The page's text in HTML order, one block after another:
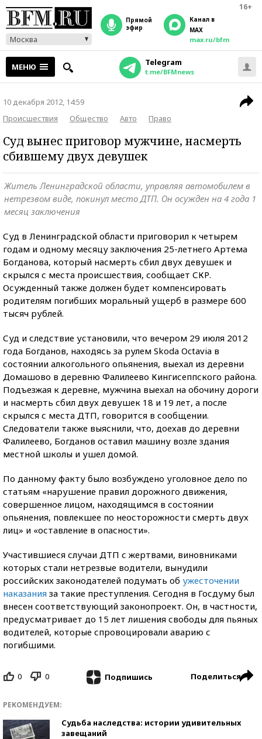
16+
Москва
прямой
эфир
Канал в
MAX
max.ru/bfm
МЕНЮ Telegram
t.me/BFMnews
10 декабря 2012, 14:59
Происшествия
Общество Авто Право
Суд вынес приговор мужчине, насмерть
сбившему двух девушек
Житель Ленинградской области, управляя автомобилем в
нетрезвом виде, покинул место ДТП. Он осужден на 4 года 1
месяц заключения
Суд в Ленинградской области приговорил к четырем
годам и одному месяцу заключения 25-летнего Артема
Богданова, который насмерть сбил двух девушек и
скрылся с места происшествия, сообщает СКР.
Осужденный также должен будет компенсировать
родителям погибших моральный ущерб в размере 600
тысяч рублей.
Суд и следствие установили, что вечером 29 июля 2012
года Богданов, находясь за рулем Skoda Octavia в
состоянии алкогольного опьянения, выехал из деревни
Домашово в деревню Фалилеево Кингисеппского района.
Подъезжая к деревне, мужчина выехал на обочину дороги
и насмерть сбил двух девушек 18 и 19 лет, а после
скрылся с места ДТП, говорится в сообщении.
Следователи также выяснили, что, доехав до деревни
Фалилеево, Богданов оставил машину возле здания
местной школы и ушел домой.
По данному факту было возбуждено уголовное дело по
статьям «нарушение правил дорожного движения,
совершенное лицом, находящимся в состоянии
опьянения, повлекшее по неосторожности смерть двух
лиц» и «оставление в опасности».
Участившиеся случаи ДТП с жертвами, виновниками
которых стали нетрезвые водители, вынудили
российских законодателей подумать об ужесточении
наказания за такие преступления. Сегодня в Госдуму был
внесен соответствующий законопроект. Он, в частности,
предусматривает до 15 лет лишения свободы для пьяных
водителей, которые спровоцировали аварию с
погибшими.
0 0 Подпишись Поделиться
РЕКОМЕНДУЕМ:
Судьба наследства: истории удивительных
завещаний